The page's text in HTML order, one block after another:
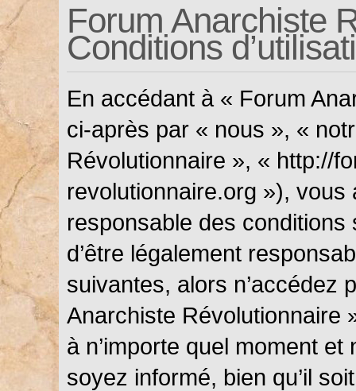
Forum Anarchiste
Conditions
En accédant à « Forum
ci-après par « nous », «
Révolutionnaire », « http://
revolutionnaire.org »), vous
responsable des conditions
d’être légalement
suivantes, alors n’accédez
Anarchiste Révolutionnaire
à n’importe quel moment
soyez informé, bien qu’il